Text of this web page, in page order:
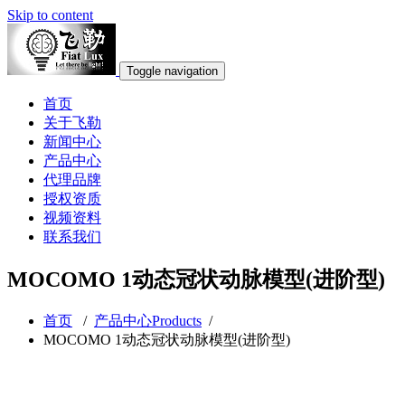
Skip to content
Toggle navigation
首页
关于飞勒
新闻中心
产品中心
代理品牌
授权资质
视频资料
联系我们
MOCOMO 1动态冠状动脉模型(进阶型)
首页 / 产品中心Products /
MOCOMO 1动态冠状动脉模型(进阶型)